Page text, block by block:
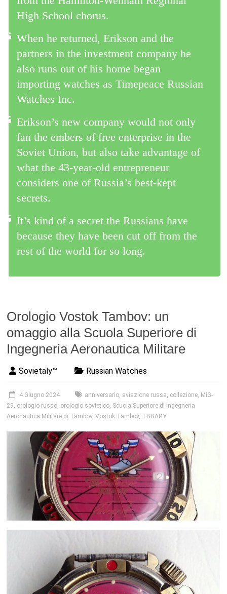
High School chorus.
When he returned, Erikson and the
partners in the investment company he
also runs out of his home began
importing watches as Timepeace Russian
Watches Inc.
Erikson’s new company would not only
fan the embers of free enterprise in the
Soviet Union, but also take advantage of
what the 43-year-old entrepreneur
considers one of Russia’s best-kept
secrets.
It’s kind of a secret the Russians have
because they have been cut off from the
rest of the world for so long.
Orologio Vostok Tambov: un
omaggio alla Scuola Superiore di
Ingegneria Aeronautica Militare
Sovietaly™ Russian Watches
4 Giugno 2024 anniversario, aviazione russa, collezione, MiG-
29, orologio russo, orologio sovietico, Scuola Superiore di Ingegneria
Aeronautica Militare di Tambov,Vostok Tambov, ТВВАИУ